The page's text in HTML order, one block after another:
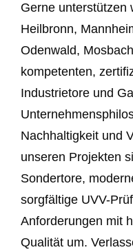
Gerne unterstützen
Heilbronn,
Odenwald,
kompetenten,
Industrietore und
Nachhaltigkeit und
unseren Projekten
Sondertore,
sorgfältige UVV-
Anforderungen mit
Qualität um.